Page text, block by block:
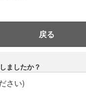
戻る
ましたか？
さい)